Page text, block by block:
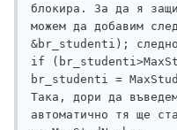
блокира. За да я
можем да добавим
&br_studenti);
if
br_studenti =
Така, дори да
автоматично тя ще